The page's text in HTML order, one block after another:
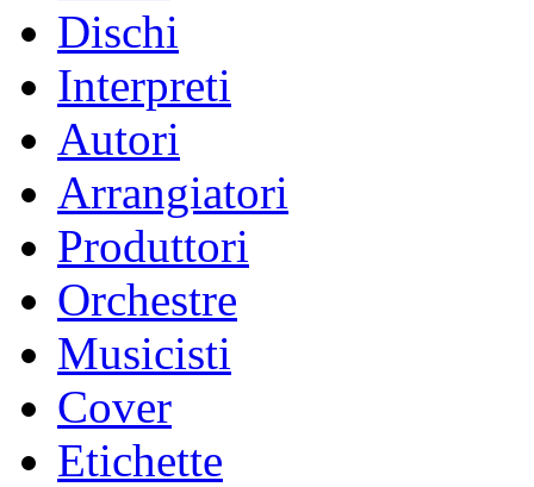
Dischi
Interpreti
Autori
Arrangiatori
Produttori
Orchestre
Musicisti
Cover
Etichette